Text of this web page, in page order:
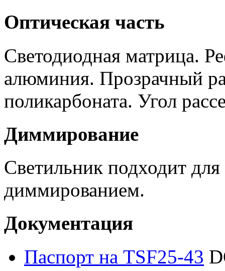
Оптическая часть
Светодиодная матрица.
алюминия. Прозрачный
поликарбоната. Угол
Диммирование
Светильник подходит
диммированием.
Документация
Паспорт на TSF25-43